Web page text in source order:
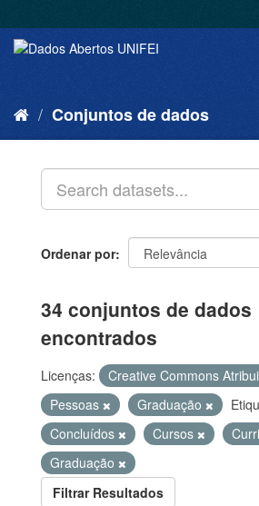
Conjuntos de dados
Ordenar por
34 conjuntos de dados
encontrados
Licenças: Creative Commons
Pessoas
Graduação
Concluídos
Cursos
Graduação
Filtrar Resultados